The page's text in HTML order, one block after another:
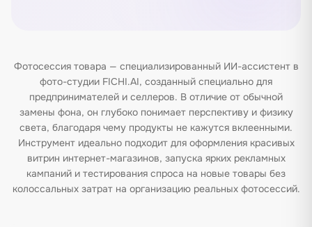
Фотосессия товара — специализированный ИИ-ассистент в
фото-студии FICHI.AI, созданный специально для
предпринимателей и селлеров. В отличие от обычной
замены фона, он глубоко понимает перспективу и физику
света, благодаря чему продукты не кажутся вклеенными.
Инструмент идеально подходит для оформления красивых
витрин интернет-магазинов, запуска ярких рекламных
кампаний и тестирования спроса на новые товары без
колоссальных затрат на организацию реальных фотосессий.